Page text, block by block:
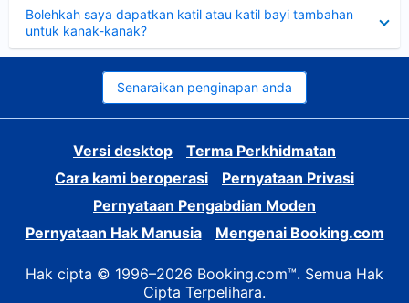
Bolehkah saya dapatkan katil atau katil bayi tambahan
untuk kanak-kanak?
Senaraikan penginapan anda
Versi desktop
Terma Perkhidmatan
Cara kami beroperasi
Pernyataan Privasi
Pernyataan Pengabdian Moden
Pernyataan Hak Manusia
Mengenai Booking.com
Hak cipta © 1996–2026 Booking.com™. Semua Hak
Cipta Terpelihara.